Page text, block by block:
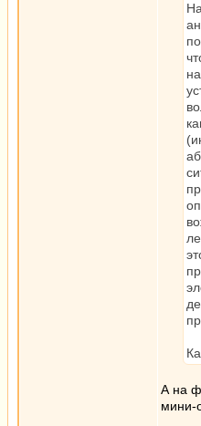
А на
мини-